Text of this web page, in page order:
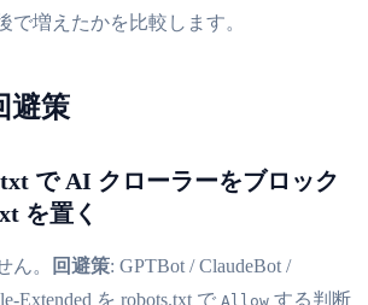
で増えたかを比較します。
避策
で AI クローラーをブロック
を置く
ん。 回避策: GPTBot / ClaudeBot /
Extended を robots.txt で Allow する判断